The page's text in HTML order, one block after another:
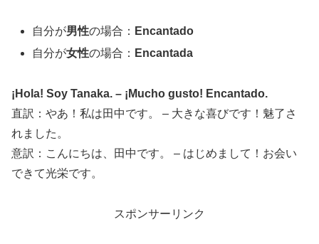
自分が男性の場合： Encantado
自分が女性の場合： Encantada
¡Hola! Soy Tanaka. – ¡Mucho gusto! Encantado.
直訳：やあ！私は田中です。 – 大きな喜びです！魅了さ
れました。
意訳：こんにちは、田中です。 – はじめまして！お会い
できて光栄です。
スポンサーリンク